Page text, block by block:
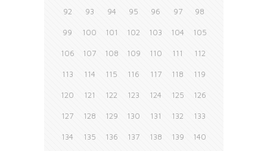
92 93 94 95 96 97 98
99 100 101 102 103 104 105
106 107 108 109 110 111 112
113 114 115 116 117 118 119
120 121 122 123 124 125 126
127 128 129 130 131 132 133
134 135 136 137 138 139 140